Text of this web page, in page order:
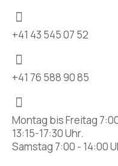
+41 43 545 07 52
+41 76 588 90 85
Montag bis Freitag
13:15-17:30 Uhr.
Samstag 7:00 - 14:00